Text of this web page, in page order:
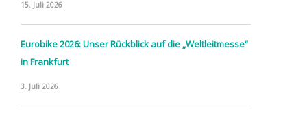
15. Juli 2026
Eurobike 2026: Unser Rückblick auf die „Weltleitmesse“
in Frankfurt
3. Juli 2026